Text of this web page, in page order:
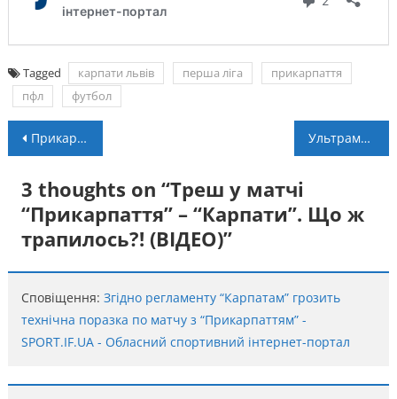
Tagged карпати львів перша ліга
прикарпаття
пфл
футбол
Навігація
Прикарпаття – Карпати – 0:2. Огляд Ультрамарафонець з Прикарпаття збирає гроші на протези для військових
3 thoughts on “Треш у матчі
“Прикарпаття” – “Карпати”. Що ж
трапилось?! (ВІДЕО)”
Сповіщення: Згідно регламенту “Карпатам” грозить
технічна поразка по матчу з “Прикарпаттям” -
SPORT.IF.UA - Обласний спортивний інтернет-портал